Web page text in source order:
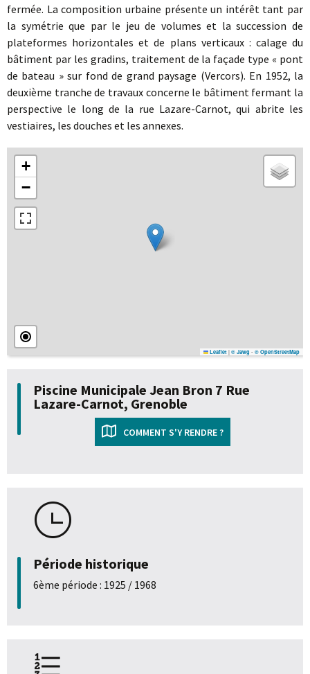
fermée. La composition urbaine présente un intérêt tant par
la symétrie que par le jeu de volumes et la succession de
plateformes horizontales et de plans verticaux : calage du
bâtiment par les gradins, traitement de la façade type « pont
de bateau » sur fond de grand paysage (Vercors). En 1952, la
deuxième tranche de travaux concerne le bâtiment fermant la
perspective le long de la rue Lazare-Carnot, qui abrite les
vestiaires, les douches et les annexes.
+
−
Leaflet | © Jawg - © OpenStreetMap
Piscine Municipale Jean Bron 7 Rue
Lazare-Carnot, Grenoble
COMMENT S'Y RENDRE ?
Période historique
6ème période : 1925 / 1968